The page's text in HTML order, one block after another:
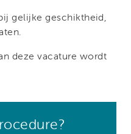
gelijke geschiktheid,
deze vacature wordt